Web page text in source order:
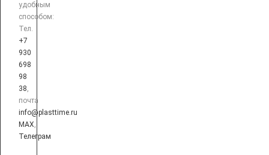
удобным
способом:
Тел.
+7
930
698
98
38,
почта
info@plasttime.ru
MAX,
Телеграм